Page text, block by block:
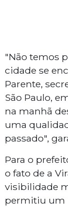
"Não temos
cidade se
Parente,
São Paulo,
na manhã
uma
passado",
Para o
o fato de a
visibilidade
permitiu um